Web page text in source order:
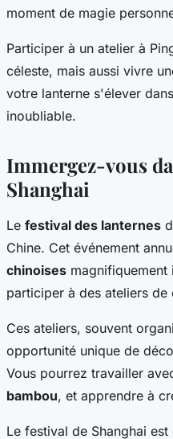
moment de magie
Participer à un atelier à
céleste, mais aussi vivre
votre lanterne s'élever
inoubliable.
Immergez-vous
Shanghai
Le festival des lanternes
Chine. Cet événement
chinoises magnifiquement
participer à des ateliers
Ces ateliers, souvent
opportunité unique de
Vous pourrez travailler
bambou, et apprendre à
Le festival de Shanghai